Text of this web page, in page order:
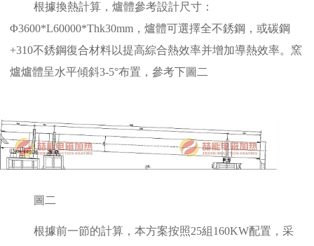
根據換熱計算，爐體參考設計尺寸：
Φ3600*L60000*Thk30mm，爐體可選擇全不銹鋼，或碳鋼
+310不銹鋼復合材料以提高綜合熱效率并增加導熱效率。窯
爐爐體呈水平傾斜3-5°布置，參考下圖二
圖二
根據前一節的計算，本方案按照25組160KW配置，采